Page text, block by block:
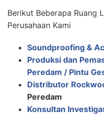
Berikut Beberapa Ruang
Perusahaan Kami
Soundproofing &
Produksi dan
Peredam / Pintu
Distributor
Peredam
Konsultan